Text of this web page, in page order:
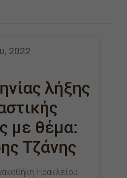
2022
λήξης
με θέμα:
Τζάνης
Ηρακλείου